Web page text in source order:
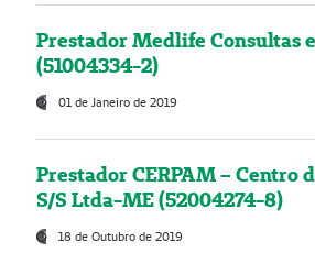
Prestador Medlife Consultas
(51004334-2)
01 de Janeiro de 2019
Prestador CERPAM – Centro
S/S Ltda-ME (52004274-8)
18 de Outubro de 2019